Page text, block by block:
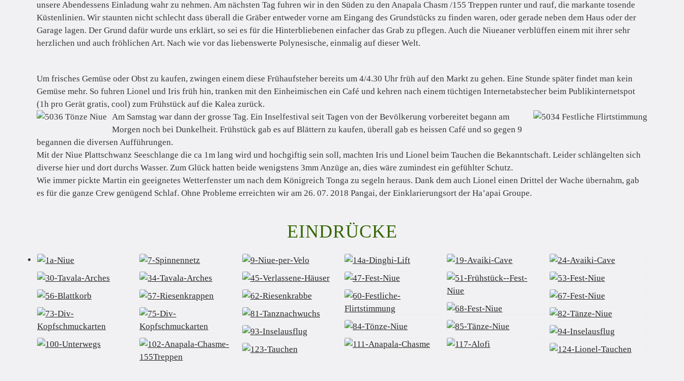
unsere Abendessens Einladung wahr zu nehmen. Am nächsten Tag fuhren wir in den Süden zu den Anapala Chasm /155 Treppen runter und rauf, die markante tosende
Küstenlinien. Wir staunten nicht schlecht dass überall die Gräber entweder vorne am Eingang des Grundstücks zu finden waren, oder gerade neben dem Haus oder der
Garage lagen. Der Grund dafür wurde uns erklärt, so sei es für die Hinterbliebenen einfacher das Grab zu pflegen. Auch die Niueaner verblüffen einem mit ihrer sehr
herzlichen und auch fröhlichen Art. Nach wie vor das liebenswerte Polynesische, einmalig auf dieser Welt.
Um frisches Gemüse oder Obst zu kaufen, zwingen einem diese Frühaufsteher bereits um 4/4.30 Uhr früh auf den Markt zu gehen. Eine Stunde später findet man kein
Gemüse mehr. So fuhren Lionel und Iris früh hin, tranken mit den Einheimischen ein Café und kehren nach einem tüchtigen Internetabstecher beim Publikinternetspot
(1h pro Gerät gratis, cool) zum Frühstück auf die Kalea zurück.
Am Samstag war dann der grosse Tag. Ein Inselfestival seit Tagen von der Bevölkerung vorbereitet begann am
Morgen noch bei Dunkelheit. Frühstück gab es auf Blättern zu kaufen, überall gab es heissen Café und so gegen 9
begannen die diversen Aufführungen.
Mit der Niue Plattschwanz Seeschlange die ca 1m lang wird und hochgiftig sein soll, machten Iris und Lionel beim Tauchen die Bekanntschaft. Leider schlängelten sich
diverse hier und dort durchs Wasser. Zum Glück hatten beide wenigstens 3mm Anzüge an, dies wäre zumindest ein gefühlter Schutz.
Wie immer pickte Martin ein geeignetes Wetterfenster um nach dem Königreich Tonga zu segeln heraus. Dank dem auch Lionel einen Drittel der Wache übernahm, gab
es für die ganze Crew genügend Schlaf. Ohne Probleme erreichten wir am 26. 07. 2018 Pangai, der Einklarierungsort der Ha’apai Groupe.
EINDRÜCKE